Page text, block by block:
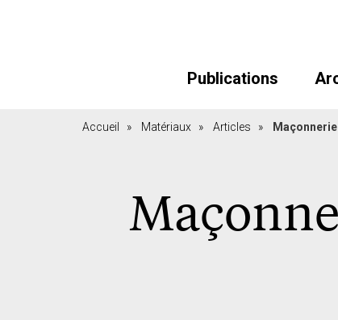
Publications
Accueil » Matériaux » Articles »